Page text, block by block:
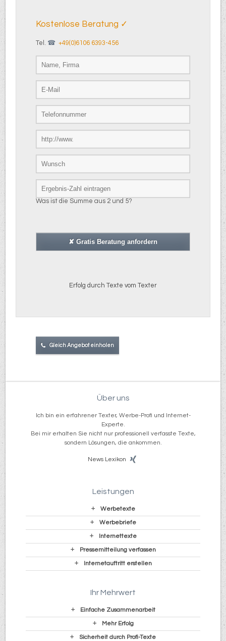
Kostenlose Beratung ✓
Tel. +49(0)6106 6393-456
Was ist die Summe aus 2 und 5?
Erfolg durch Texte vom Texter
Gleich Angebot einholen
Über uns
Ich bin ein erfahrener Texter, Werbe-Profi und Internet-
Experte.
Bei mir erhalten Sie nicht nur professionell verfasste Texte,
sondern Lösungen, die ankommen.
News Lexikon
Leistungen
Werbetexte
Werbebriefe
Internettexte
Pressemitteilung verfassen
Internetauftritt erstellen
Ihr Mehrwert
Einfache Zusammenarbeit
Mehr Erfolg
Sicherheit durch Profi-Texte